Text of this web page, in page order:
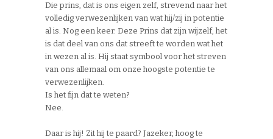
Die prins, dat is ons eigen zelf, strevend naar het
volledig verwezenlijken van wat hij/zij in potentie
al is. Nog een keer. Deze Prins dat zijn wijzelf, het
is dat deel van ons dat streeft te worden wat het
in wezen al is. Hij staat symbool voor het streven
van ons allemaal om onze hoogste potentie te
verwezenlijken.
Is het fijn dat te weten?
Nee.
Daar is hij! Zit hij te paard? Jazeker, hoog te